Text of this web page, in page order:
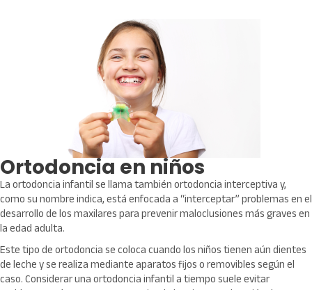
Ortodoncia en niños
La ortodoncia infantil se llama también ortodoncia interceptiva y,
como su nombre indica, está enfocada a “interceptar” problemas en el
desarrollo de los maxilares para prevenir maloclusiones más graves en
la edad adulta.
Este tipo de ortodoncia se coloca cuando los niños tienen aún dientes
de leche y se realiza mediante aparatos fijos o removibles según el
caso. Considerar una ortodoncia infantil a tiempo suele evitar